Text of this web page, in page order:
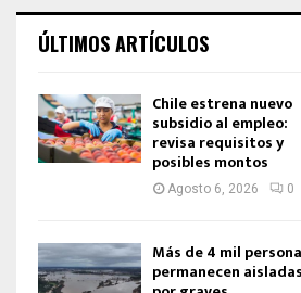
ÚLTIMOS ARTÍCULOS
Chile estrena nuevo
subsidio al empleo:
revisa requisitos y
posibles montos
Agosto 6, 2026 0
Más de 4 mil
permanecen aisladas